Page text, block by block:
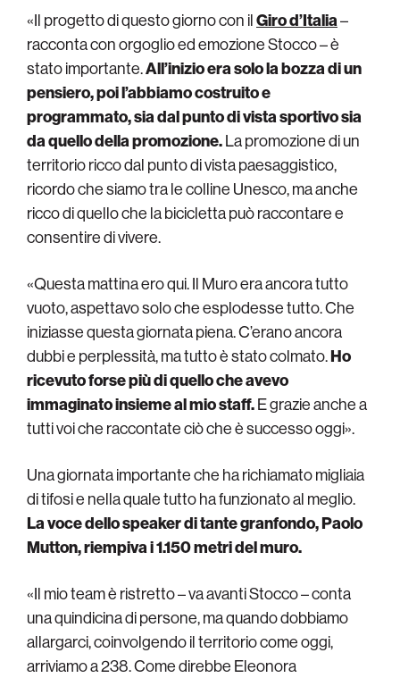
«Il progetto di questo giorno con ilGiro d’Italia–
racconta con orgoglio ed emozione Stocco – è
stato importante.All’inizio era solo la bozza di un
pensiero, poi l’abbiamo costruito e
programmato, sia dal punto di vista sportivo sia
da quello della promozione.La promozione di un
territorio ricco dal punto di vista paesaggistico,
ricordo che siamo tra le colline Unesco, ma anche
ricco di quello che la bicicletta può raccontare e
consentire di vivere.
«Questa mattina ero qui. Il Muro era ancora tutto
vuoto, aspettavo solo che esplodesse tutto. Che
iniziasse questa giornata piena. C’erano ancora
dubbi e perplessità, ma tutto è stato colmato.Ho
ricevuto forse più di quello che avevo
immaginato insieme al mio staff.E grazie anche a
tutti voi che raccontate ciò che è successo oggi».
Una giornata importante che ha richiamato migliaia
di tifosi e nella quale tutto ha funzionato al meglio.
La voce dello speaker di tante granfondo, Paolo
Mutton, riempiva i 1.150 metri del muro.
«Il mio team è ristretto – va avanti Stocco – conta
una quindicina di persone, ma quando dobbiamo
allargarci, coinvolgendo il territorio come oggi,
arriviamo a 238. Come direbbe Eleonora